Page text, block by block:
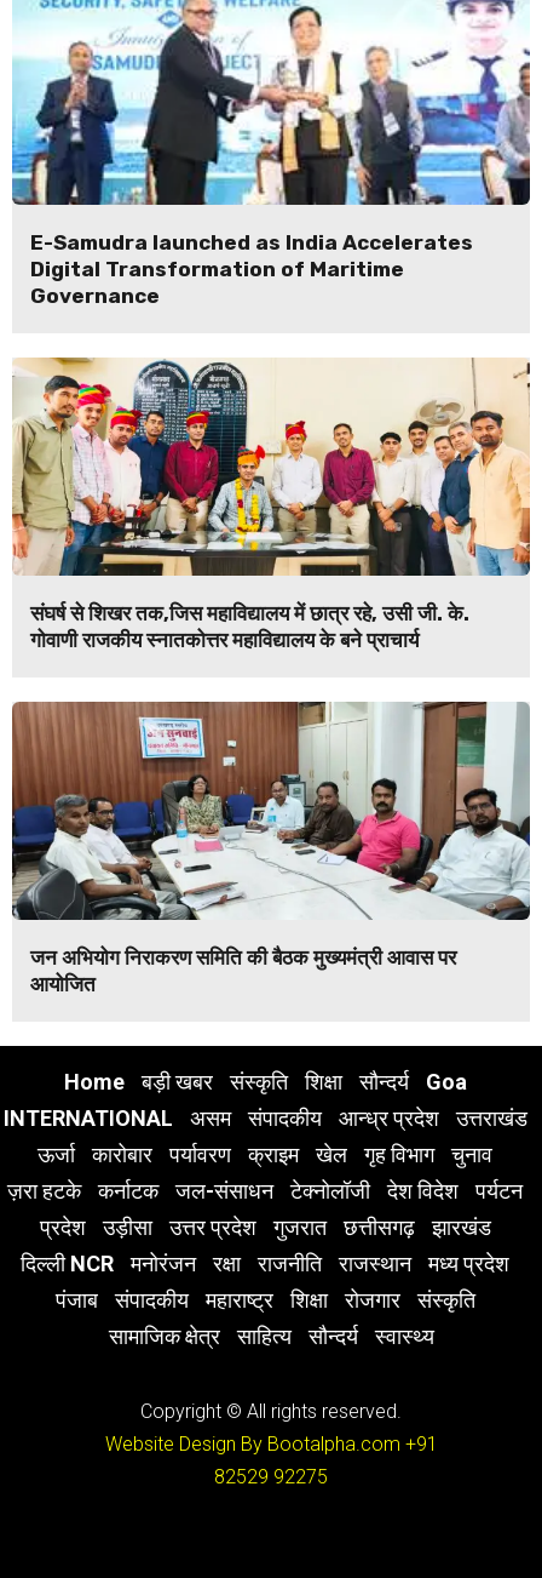
E-Samudra launched as India Accelerates
Digital Transformation of Maritime
Governance
संघर्ष से शिखर तक,जिस महाविद्यालय में छात्र रहे, उसी जी. के.
गोवाणी राजकीय स्नातकोत्तर महाविद्यालय के बने प्राचार्य
जन अभियोग निराकरण समिति की बैठक मुख्यमंत्री आवास पर
आयोजित
Home बड़ी खबर संस्कृति शिक्षा सौन्दर्य
Goa
INTERNATIONAL
असम संपादकीय आन्ध्र प्रदेश
उत्तराखंड
ऊर्जा
कारोबार पर्यावरण क्राइम खेल गृह विभाग
चुनाव
ज़रा हटके
कर्नाटक जल-संसाधन टेक्नोलॉजी देश विदेश
पर्यटन
प्रदेश
उड़ीसा उत्तर प्रदेश गुजरात छत्तीसगढ़
झारखंड
दिल्ली NCR
मनोरंजन रक्षा राजनीति राजस्थान
मध्य प्रदेश
पंजाब
संपादकीय महाराष्ट्र शिक्षा रोजगार
संस्कृति
सामाजिक क्षेत्र
साहित्य सौन्दर्य स्वास्थ्य
Copyright © All rights reserved.
Website Design By Bootalpha.com +91
82529 92275